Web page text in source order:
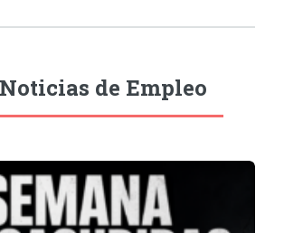
de Empleo